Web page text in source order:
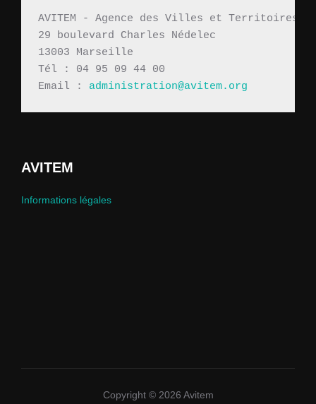
AVITEM - Agence des Villes et Territoires
29 boulevard Charles Nédelec
13003 Marseille
Tél : 04 95 09 44 00
Email : administration@avitem.org
AVITEM
Informations légales
Copyright © 2026 Avitem